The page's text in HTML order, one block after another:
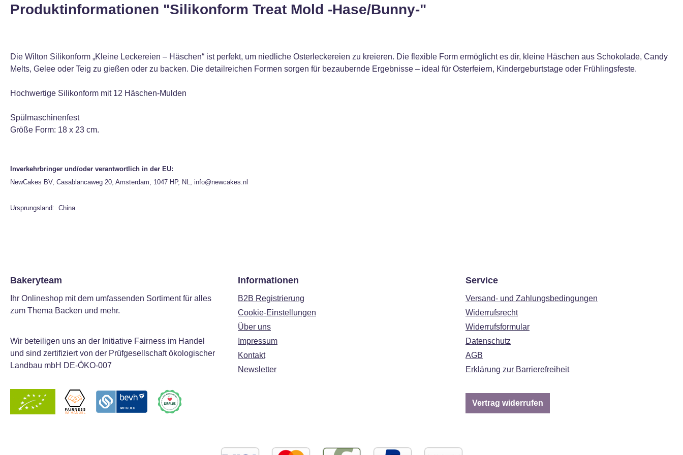
Produktinformationen "Silikonform Treat Mold -Hase/Bunny-"
Die Wilton Silikonform „Kleine Leckereien – Häschen“ ist perfekt, um niedliche Osterleckereien zu kreieren. Die flexible Form ermöglicht es dir, kleine Häschen aus Schokolade, Candy
Melts, Gelee oder Teig zu gießen oder zu backen. Die detailreichen Formen sorgen für bezaubernde Ergebnisse – ideal für Osterfeiern, Kindergeburtstage oder Frühlingsfeste.
Hochwertige Silikonform mit 12 Häschen-Mulden
Spülmaschinenfest
Größe Form: 18 x 23 cm.
Inverkehrbringer und/oder verantwortlich in der EU:
NewCakes BV, Casablancaweg 20, Amsterdam, 1047 HP, NL, info@newcakes.nl
Ursprungsland: China
Bakeryteam
Ihr Onlineshop mit dem umfassenden Sortiment für alles
zum Thema Backen und mehr.
Wir beteiligen uns an der Initiative Fairness im Handel
und sind zertifiziert von der Prüfgesellschaft ökologischer
Landbau mbH DE-ÖKO-007
Informationen
B2B Registrierung
Cookie-Einstellungen
Über uns
Impressum
Kontakt
Newsletter
Service
Versand- und Zahlungsbedingungen
Widerrufsrecht
Widerrufsformular
Datenschutz
AGB
Erklärung zur Barrierefreiheit
Vertrag widerrufen